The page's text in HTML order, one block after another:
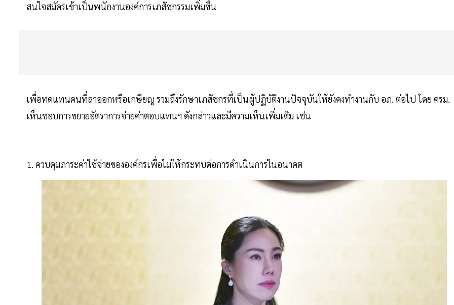
สนใจสมัครเข้าเป็นพนักงานองค์การเภสัชกรรมเพิ่มขึ้น
เพื่อทดแทนคนที่ลาออกหรือเกษียญ รวมถึงรักษาเภสัชกรที่เป็นผู้ปฏิบัติงานปัจจุบันให้ยังคงทำงานกับ อภ. ต่อไป โดย ครม.
เห็นชอบการขยายอัตราการจ่ายค่าตอบแทนฯ ดังกล่าวและมีความเห็นเพิ่มเติม เช่น
1. ควบคุมภาระค่าใช้จ่ายขององค์กรเพื่อไม่ให้กระทบต่อการดำเนินการในอนาคต